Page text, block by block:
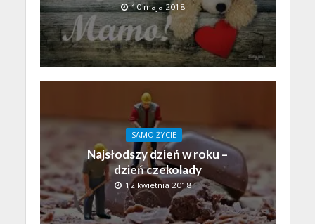
10 maja 2018
SAMO ŻYCIE
Najsłodszy dzień w roku –
dzień czekolady
12 kwietnia 2018